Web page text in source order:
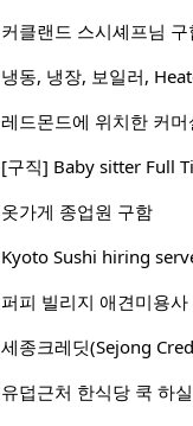
커클랜드 스시셰프님
냉동, 냉장, 보일러,
레드몬드에 위치한 커
[구직] Baby sitter Full
옷가게 종업원 구함
Kyoto Sushi hiring
퍼피 빌리지 애견미용사
세종크레딧(Sejong
유덥근처 한식당 쿡 하